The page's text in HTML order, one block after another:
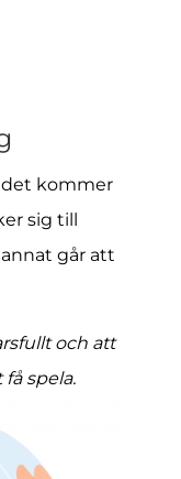
det kommer
sig till
går att
och att
få spela.